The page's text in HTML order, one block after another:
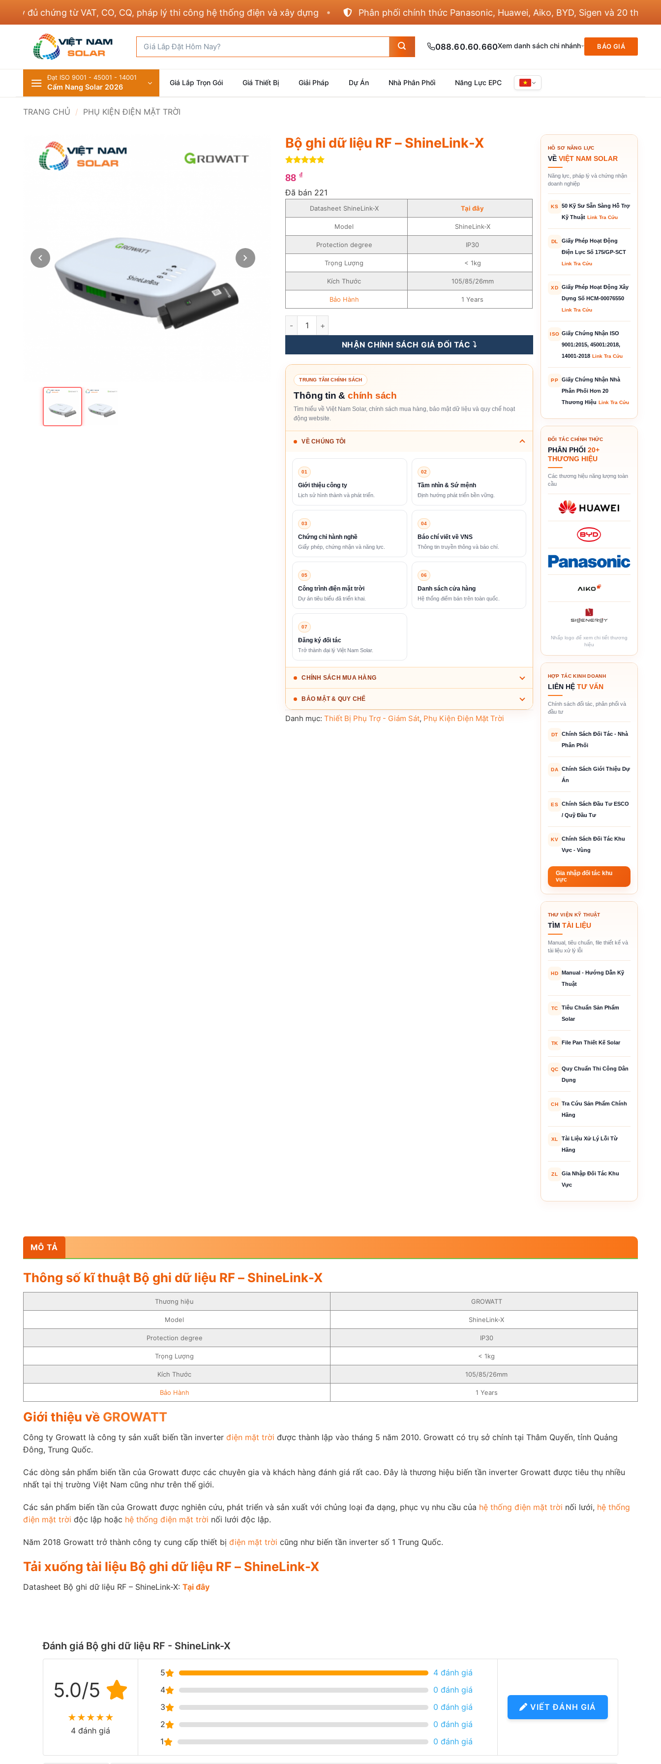
đủ chứng từ VAT, CO, CQ, pháp lý thi công hệ thống điện và xây dựng Phân phối chính thức Panasonic, Huawei, Aiko, BYD, Sigen và 20 thương
kiếm:
088.60.60.660Xem danh sách chi nhánh BÁO GIÁ
Đạt ISO 9001 - 45001 - 14001
Cẩm Nang Solar 2026 Giá Lắp Trọn Gói Giá Thiết Bị Giải Pháp Dự Án Nhà Phân Phối Năng Lực EPC
TRANG CHỦ / PHỤ KIỆN ĐIỆN MẶT TRỜI
Bộ ghi dữ liệu RF – ShineLink-X
trên 5
dựa trên
88 ₫
Đã bán 221
Datasheet ShineLink-X Tạiđây
Model ShineLink-X
Protection degree IP30
Trọng Lượng < 1kg
Kích Thước 105/85/26mm
Bảo Hành 1 Years
Bộ ghi dữ liệu RF - ShineLink-X số lượng
NHẬN CHÍNH SÁCH GIÁ ĐỐI TÁC ⤵️
TRUNG TÂM CHÍNH SÁCH
Thông tin & chính sách
Tìm hiểu về Việt Nam Solar, chính sách mua hàng, bảo mật dữ liệu và quy chế hoạt
động website.
VỀ CHÚNG TÔI
01
Giới thiệu công ty
Lịch sử hình thành và phát triển.
02
Tầm nhìn & Sứ mệnh
Định hướng phát triển bền vững.
03
Chứng chỉ hành nghề
Giấy phép, chứng nhận và năng lực.
04
Báo chí viết về VNS
Thông tin truyền thông và báo chí.
05
Công trình điện mặt trời
Dự án tiêu biểu đã triển khai.
06
Danh sách cửa hàng
Hệ thống điểm bán trên toàn quốc.
07
Đăng ký đối tác
Trở thành đại lý Việt Nam Solar.
CHÍNH SÁCH MUA HÀNG
BẢO MẬT & QUY CHẾ
Danh mục:Thiết Bị Phụ Trợ - Giám Sát, Phụ Kiện Điện Mặt Trời
HỒ SƠ NĂNG LỰC
VỀ VIỆT NAM SOLAR
Năng lực, pháp lý và chứng nhận
doanh nghiệp
KS
50 Kỹ Sư Sẵn Sàng Hỗ Trợ
Kỹ Thuật Link Tra Cứu
DL
Giấy Phép Hoạt Động
Điện Lực Số 175/GP-SCT
Link Tra Cứu
XD
Giấy Phép Hoạt Động Xây
Dựng Số HCM-00076550
Link Tra Cứu
ISO Giấy Chứng Nhận ISO
9001:2015, 45001:2018,
14001-2018 Link Tra Cứu
PP
Giấy Chứng Nhận Nhà
Phân Phối Hơn 20
Thương Hiệu Link Tra Cứu
ĐỐI TÁC CHÍNH THỨC
PHÂN PHỐI 20+
THƯƠNG HIỆU
Các thương hiệu năng lượng toàn
cầu
Nhấp logo để xem chi tiết thương
hiệu
HỢP TÁC KINH DOANH
LIÊN HỆ TƯ VẤN
Chính sách đối tác, phân phối và
đầu tư
DT
Chính Sách Đối Tác - Nhà
Phân Phối
DA
Chính Sách Giới Thiệu Dự
Án
ES
Chính Sách Đầu Tư ESCO
/ Quỹ Đầu Tư
KV
Chính Sách Đối Tác Khu
Vực - Vùng
Gia nhập đối tác khu
vực
THƯ VIỆN KỸ THUẬT
TÌM TÀI LIỆU
Manual, tiêu chuẩn, file thiết kế và
tài liệu xử lý lỗi
HD
Manual - Hướng Dẫn Kỹ
Thuật
TC
Tiêu Chuẩn Sản Phẩm
Solar
TK File Pan Thiết Kế Solar
QC
Quy Chuẩn Thi Công Dân
Dụng
CH
Tra Cứu Sản Phẩm Chính
Hãng
XL
Tài Liệu Xử Lý Lỗi Từ
Hãng
ZL
Gia Nhập Đối Tác Khu
Vực
MÔ TẢ
Thông số kĩ thuật Bộ ghi dữ liệu RF – ShineLink-X
Thương hiệu GROWATT
Model ShineLink-X
Protection degree IP30
Trọng Lượng < 1kg
Kích Thước 105/85/26mm
Bảo Hành 1 Years
Giới thiệu về GROWATT
Công ty Growatt là công ty sản xuất biến tần inverter điện mặt trời được thành lập vào tháng 5 năm 2010. Growatt có trụ sở chính tại Thâm Quyến, tỉnh Quảng
Đông, Trung Quốc.
Các dòng sản phẩm biến tần của Growatt được các chuyên gia và khách hàng đánh giá rất cao. Đây là thương hiệu biến tần inverter Growatt được tiêu thụ nhiều
nhất tại thị trường Việt Nam cũng như trên thế giới.
Các sản phẩm biến tần của Growatt được nghiên cứu, phát triển và sản xuất với chủng loại đa dạng, phục vụ nhu cầu của hệ thống điện mặt trời nối lưới, hệ thống
điện mặt trời độc lập hoặc hệ thống điện mặt trời nối lưới độc lập.
Năm 2018 Growatt trở thành công ty cung cấp thiết bị điện mặt trời cũng như biến tần inverter số 1 Trung Quốc.
Tải xuống tài liệu Bộ ghi dữ liệu RF – ShineLink-X
Datasheet Bộ ghi dữ liệu RF – ShineLink-X: Tại đây
Đánh giá Bộ ghi dữ liệu RF - ShineLink-X
5.0/5
★★★★★
4 đánh giá
5
4 đánh giá
4
0 đánh giá
3
0 đánh giá
2
0 đánh giá
1
0 đánh giá
VIẾT ĐÁNH GIÁ